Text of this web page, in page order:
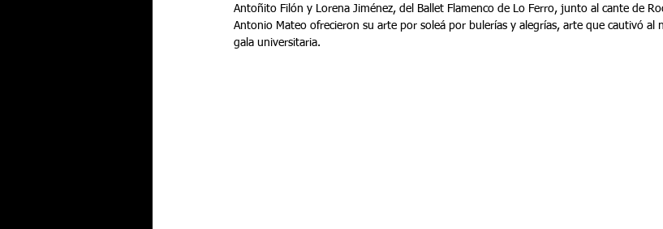
Antoñito Filón y Lorena Jiménez, del Ballet Flamenco de Lo Ferro, junto al cante de
Antonio Mateo ofrecieron su arte por soleá por bulerías y alegrías, arte que cautivó al
gala universitaria.